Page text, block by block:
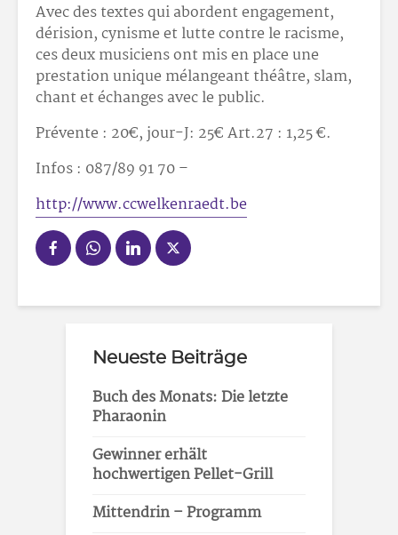
Avec des textes qui abordent engagement,
dérision, cynisme et lutte contre le racisme,
ces deux musiciens ont mis en place une
prestation unique mélangeant théâtre, slam,
chant et échanges avec le public.
Prévente : 20€, jour-J: 25€ Art.27 : 1,25 €.
Infos : 087/89 91 70 –
http://www.ccwelkenraedt.be
Neueste Beiträge
Buch des Monats: Die letzte
Pharaonin
Gewinner erhält
hochwertigen Pellet-Grill
Mittendrin – Programm